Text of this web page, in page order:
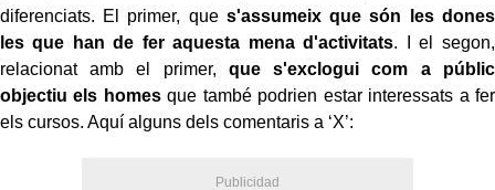
diferenciats. El primer, que s'assumeix que són les dones
les que han de fer aquesta mena d'activitats. I el segon,
relacionat amb el primer, que s'exclogui com a públic
objectiu els homesque també podrien estar interessats a fer
els cursos. Aquí alguns dels comentaris a ‘X’: